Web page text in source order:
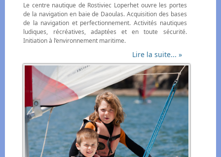
Le centre nautique de Rostiviec Loperhet ouvre les portes
de la navigation en baie de Daoulas. Acquisition des bases
de la navigation et perfectionnement. Activités nautiques
ludiques, récréatives, adaptées et en toute sécurité.
Initiation à l’environnement maritime.
Lire la suite... »